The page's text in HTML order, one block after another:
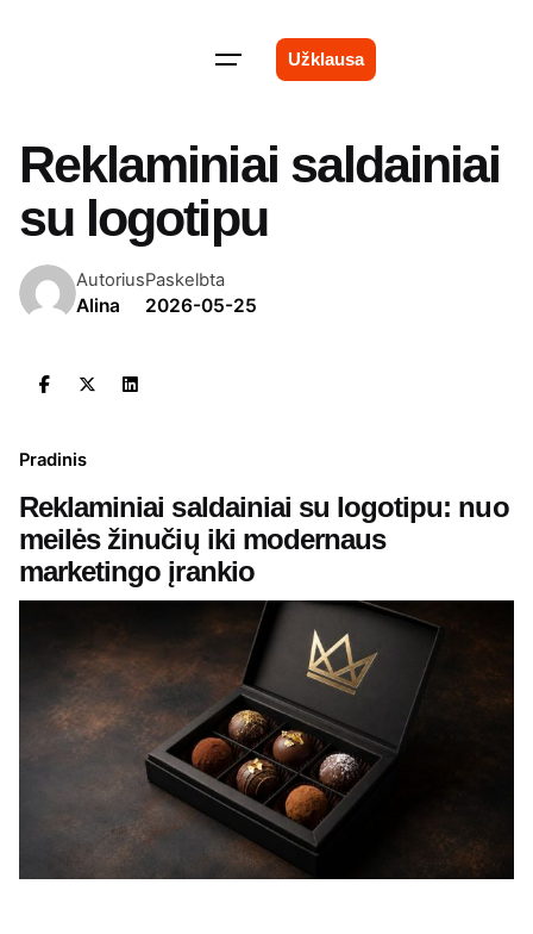
Užklausa
Reklaminiai saldainiai
su logotipu
Autorius
Alina
Paskelbta
2026-05-25
Pradinis
Reklaminiai saldainiai su logotipu: nuo
meilės žinučių iki modernaus
marketingo įrankio